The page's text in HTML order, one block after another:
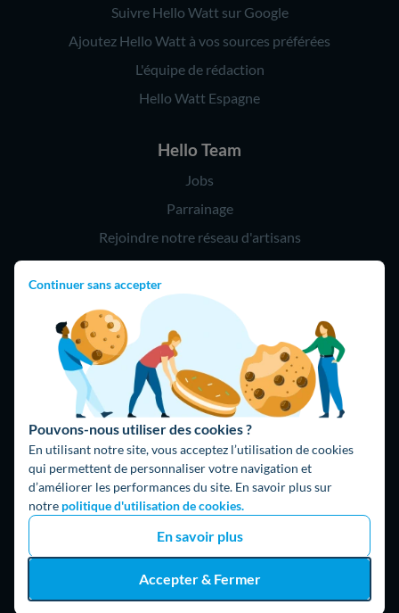
Continuer sans accepter
Pouvons-nous utiliser des cookies ?
En utilisant notre site, vous acceptez l’utilisation de cookies
qui permettent de personnaliser votre navigation et
d’améliorer les performances du site. En savoir plus sur
notre politique d'utilisation de cookies.
En savoir plus
Accepter & Fermer
Suivre Hello Watt sur Google
Ajoutez Hello Watt à vos sources préférées
L'équipe de rédaction
Hello Watt Espagne
Hello Team
Jobs
Parrainage
Rejoindre notre réseau d'artisans
Hello !
09 75 18 60 60
(8h-21h)
75018 Paris
Fait avec ⚡ par Hello Watt
© 2026 Hello Watt |CGU|Mentions légales